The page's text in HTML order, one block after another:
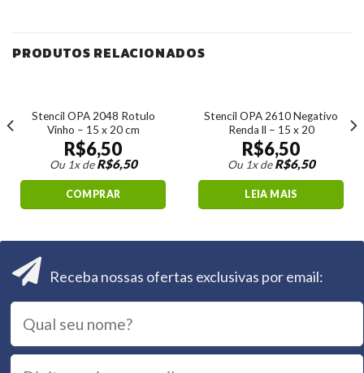
PRODUTOS RELACIONADOS
Stencil OPA 2048 Rotulo
Vinho – 15 x 20 cm
R$6,50
Ou 1x deR$6,50
COMPRAR
Stencil OPA 2610 Negativo
Renda ll – 15 x 20
R$6,50
Ou 1x deR$6,50
LEIA MAIS
Receba nossas ofertas exclusivas por email: